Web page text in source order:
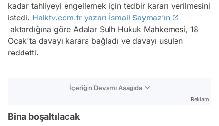
kadar tahliyeyi engellemek için tedbir kararı verilmesini
istedi. Halktv.com.tr yazarı İsmail Saymaz’ın
aktardığına göre Adalar Sulh Hukuk Mahkemesi, 18
Ocak'ta davayı karara bağladı ve davayı usulen
reddetti.
İçeriğin Devamı Aşağıda
Reklam
Bina boşaltılacak